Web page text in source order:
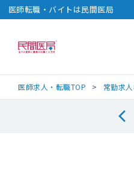
医師転職・バイトは民間医局
医師求人・転職TOP 常勤求